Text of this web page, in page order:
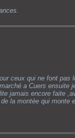
ceux qui ne font
a Cuers ensuite
jamais encore faite
la montée qui monte